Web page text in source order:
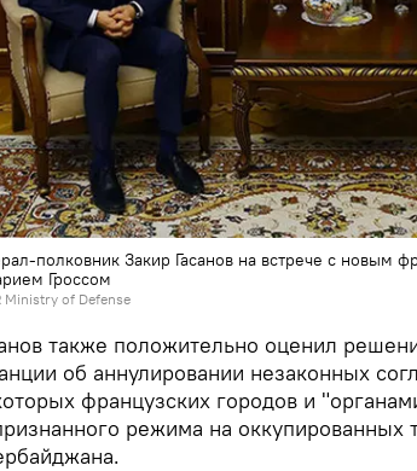
полковник Закир Гасанов на встрече с новым
Гроссом
Ministry of Defense
также положительно оценил
об аннулировании незаконных
французских городов и
режима на оккупированных